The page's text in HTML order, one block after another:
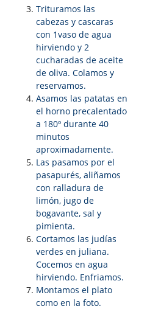
Trituramos las
cabezas y cascaras
con 1vaso de agua
hirviendo y 2
cucharadas de aceite
de oliva. Colamos y
reservamos.
Asamos las patatas en
el horno precalentado
a 180º durante 40
minutos
aproximadamente.
Las pasamos por el
pasapurés, aliñamos
con ralladura de
limón, jugo de
bogavante, sal y
pimienta.
Cortamos las judías
verdes en juliana.
Cocemos en agua
hirviendo. Enfriamos.
Montamos el plato
como en la foto.